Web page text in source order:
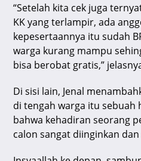
“Setelah kita cek juga
KK yang terlampir, ada
kepesertaannya itu sudah
warga kurang mampu
bisa berobat gratis,”
Di sisi lain, Jenal
di tengah warga itu sebuah
bahwa kehadiran seorang
calon sangat diinginkan